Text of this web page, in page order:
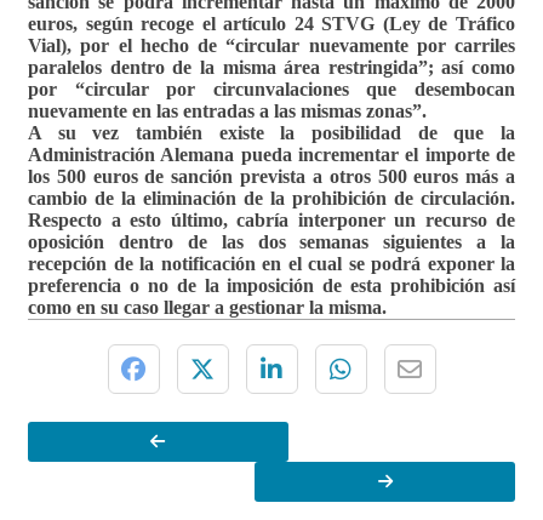
euros, según recoge el artículo 24 STVG (Ley de Tráfico
Vial), por el hecho de “circular nuevamente por carriles
paralelos dentro de la misma área restringida”; así como
por “circular por circunvalaciones que desembocan
nuevamente en las entradas a las mismas zonas”.
A su vez también existe la posibilidad de que la
Administración Alemana pueda incrementar el importe de
los 500 euros de sanción prevista a otros 500 euros más a
cambio de la eliminación de la prohibición de circulación.
Respecto a esto último, cabría interponer un recurso de
oposición dentro de las dos semanas siguientes a la
recepción de la notificación en el cual se podrá exponer la
preferencia o no de la imposición de esta prohibición así
como en su caso llegar a gestionar la misma.